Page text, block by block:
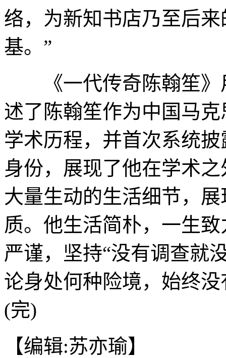
络，为新知书店乃至后
基。”
《一代传奇陈翰笙》
述了陈翰笙作为中国马
学术历程，并首次系统
身份，展现了他在学术
大量生动的生活细节，
质。他生活简朴，一生
严谨，坚持“没有调查就
论身处何种险境，始终
(完)
【编辑:苏亦瑜】